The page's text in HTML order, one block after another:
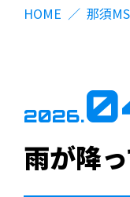
HOME 那須
2026.
雨が降